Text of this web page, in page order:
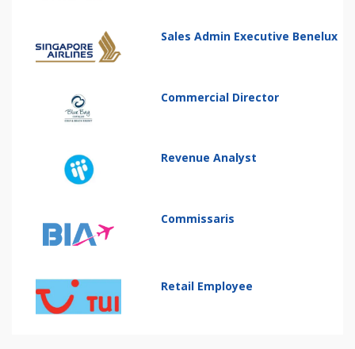
Sales Admin Executive Benelux
Commercial Director
Revenue Analyst
Commissaris
Retail Employee